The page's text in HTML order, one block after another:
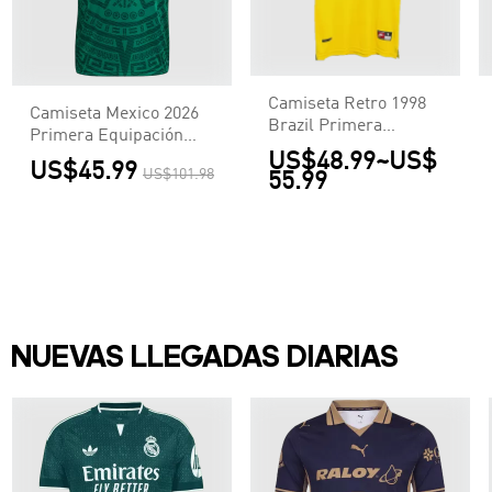
Camiseta Mexico 2026
Primera Equipación
Copa del Mundo -
Versión Hincha
US$45.99 US$101.98
Camiseta Retro 1998
Brazil Primera
Equipación Local
Hombre - Versión
Hincha
US$48.99~US$
55.99
NUEVAS LLEGADAS DIARIAS